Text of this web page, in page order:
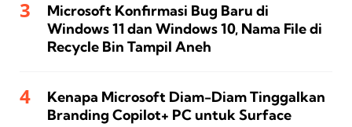
Microsoft Konfirmasi Bug Baru di
Windows 11 dan Windows 10, Nama File di
Recycle Bin Tampil Aneh
Kenapa Microsoft Diam-Diam Tinggalkan
Branding Copilot+ PC untuk Surface